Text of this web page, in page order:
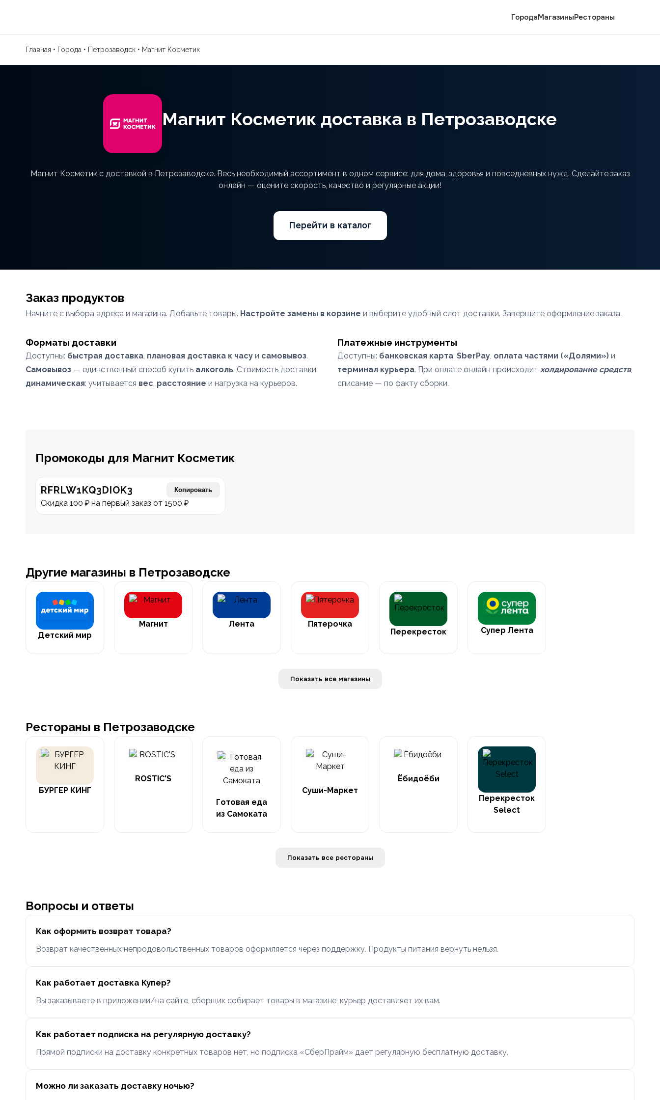
ГородаМагазиныРестораны
Главная • Города • Петрозаводск • Магнит Косметик
Магнит Косметик доставка в Петрозаводске
Магнит Косметик с доставкой в Петрозаводске. Весь необходимый ассортимент в одном сервисе: для дома, здоровья и повседневных нужд. Сделайте заказ
онлайн — оцените скорость, качество и регулярные акции!
Перейти в каталог
Заказ продуктов
Начните с выбора адреса и магазина. Добавьте товары. Настройте замены в корзине и выберите удобный слот доставки. Завершите оформление заказа.
Форматы доставки
Доступны: быстрая доставка, плановая доставка к часу и самовывоз.
Самовывоз — единственный способ купить алкоголь. Стоимость доставки
динамическая: учитывается вес, расстояние и нагрузка на курьеров.
Платежные инструменты
Доступны: банковская карта, SberPay, оплата частями («Долями») и
терминал курьера. При оплате онлайн происходит холдирование средств,
списание — по факту сборки.
Промокоды для Магнит Косметик
RFRLW1KQ3DIOK3 Копировать
Скидка 100 ₽ на первый заказ от 1500 ₽
Другие магазины в Петрозаводске
Детский мир
Магнит Лента
Пятерочка
Перекресток
Супер Лента
Показать все магазины
Рестораны в Петрозаводске
БУРГЕР КИНГ
ROSTIC'S
Готовая еда
из Самоката
Суши-Маркет
Ёбидоёби
Перекресток
Select
Показать все рестораны
Вопросы и ответы
Как оформить возврат товара?
Возврат качественных непродовольственных товаров оформляется через поддержку. Продукты питания вернуть нельзя.
Как работает доставка Купер?
Вы заказываете в приложении/на сайте, сборщик собирает товары в магазине, курьер доставляет их вам.
Как работает подписка на регулярную доставку?
Прямой подписки на доставку конкретных товаров нет, но подписка «СберПрайм» дает регулярную бесплатную доставку.
Можно ли заказать доставку ночью?